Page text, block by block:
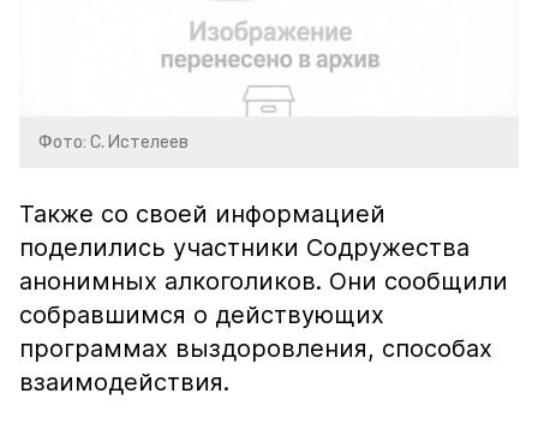
Фото: С. Истелеев
Также со своей информацией
поделились участники Содружества
анонимных алкоголиков. Они сообщили
собравшимся о действующих
программах выздоровления, способах
взаимодействия.